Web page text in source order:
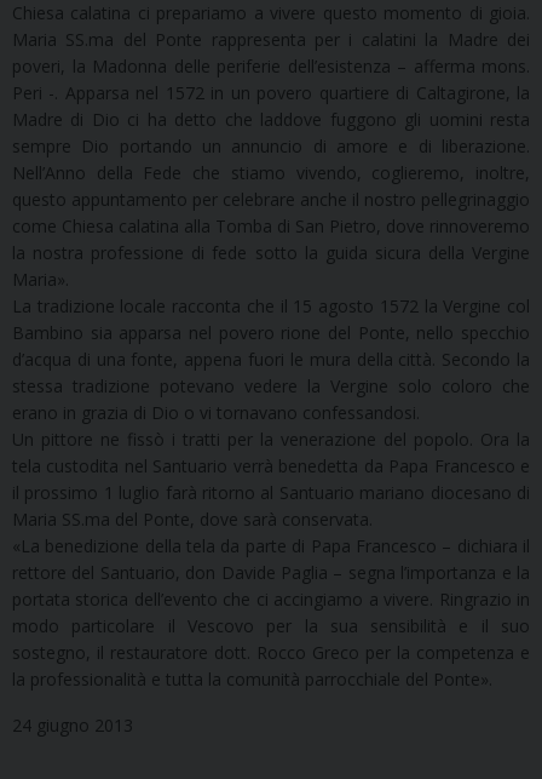
Chiesa calatina ci prepariamo a vivere questo momento di gioia.
Maria SS.ma del Ponte rappresenta per i calatini la Madre dei
poveri, la Madonna delle periferie dell’esistenza – afferma mons.
Peri -. Apparsa nel 1572 in un povero quartiere di Caltagirone, la
Madre di Dio ci ha detto che laddove fuggono gli uomini resta
sempre Dio portando un annuncio di amore e di liberazione.
Nell’Anno della Fede che stiamo vivendo, coglieremo, inoltre,
questo appuntamento per celebrare anche il nostro pellegrinaggio
come Chiesa calatina alla Tomba di San Pietro, dove rinnoveremo
la nostra professione di fede sotto la guida sicura della Vergine
Maria».
La tradizione locale racconta che il 15 agosto 1572 la Vergine col
Bambino sia apparsa nel povero rione del Ponte, nello specchio
d’acqua di una fonte, appena fuori le mura della città. Secondo la
stessa tradizione potevano vedere la Vergine solo coloro che
erano in grazia di Dio o vi tornavano confessandosi.
Un pittore ne fissò i tratti per la venerazione del popolo. Ora la
tela custodita nel Santuario verrà benedetta da Papa Francesco e
il prossimo 1 luglio farà ritorno al Santuario mariano diocesano di
Maria SS.ma del Ponte, dove sarà conservata.
«La benedizione della tela da parte di Papa Francesco – dichiara il
rettore del Santuario, don Davide Paglia – segna l’importanza e la
portata storica dell’evento che ci accingiamo a vivere. Ringrazio in
modo particolare il Vescovo per la sua sensibilità e il suo
sostegno, il restauratore dott. Rocco Greco per la competenza e
la professionalità e tutta la comunità parrocchiale del Ponte».
24 giugno 2013